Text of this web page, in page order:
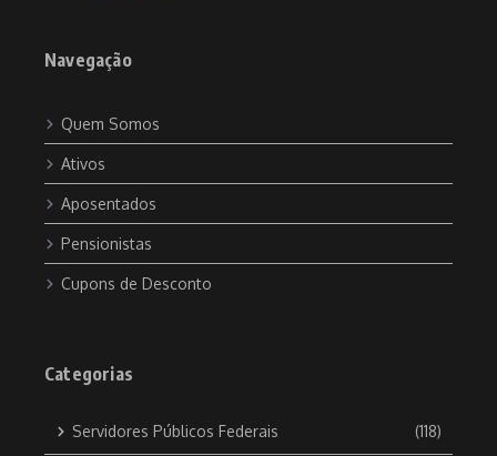
Navegação
Quem Somos
Ativos
Aposentados
Pensionistas
Cupons de Desconto
Categorias
Servidores Públicos Federais (118)